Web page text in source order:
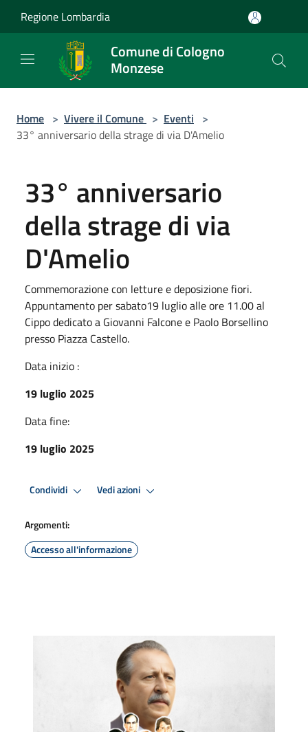
Regione Lombardia
Comune di Cologno
Monzese
Home > Vivere il Comune > Eventi >
33° anniversario della strage di via D'Amelio
33° anniversario
della strage di via
D'Amelio
Commemorazione con letture e deposizione fiori.
Appuntamento per sabato19 luglio alle ore 11.00 al
Cippo dedicato a Giovanni Falcone e Paolo Borsellino
presso Piazza Castello.
Data inizio :
19 luglio 2025
Data fine:
19 luglio 2025
Condividi Vedi azioni
Argomenti:
Accesso all'informazione